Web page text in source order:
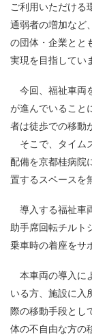
ご利用いただける
通弱者の増加など
の団体・企業とと
実現を目指してい
今回、福祉車両
が進んでいること
者は徒歩での移動
そこで、タイム
配備を京都桂病院
置するスペースを
導入する福祉車
助手席回転チルト
乗車時の着座をサ
本車両の導入に
いる方、施設に入
際の移動手段とし
体の不自由な方の